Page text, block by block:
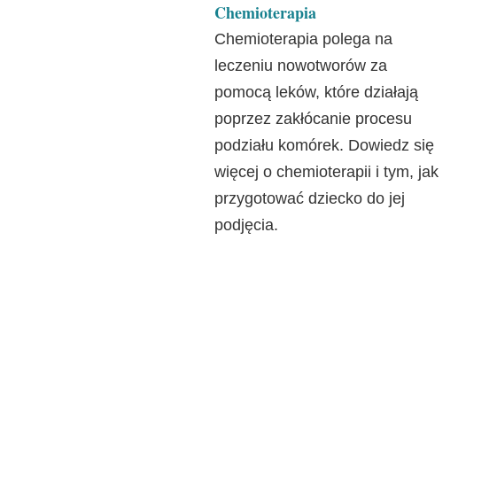
Chemioterapia
Chemioterapia polega na
leczeniu nowotworów za
pomocą leków, które działają
poprzez zakłócanie procesu
podziału komórek. Dowiedz się
więcej o chemioterapii i tym, jak
przygotować dziecko do jej
podjęcia.